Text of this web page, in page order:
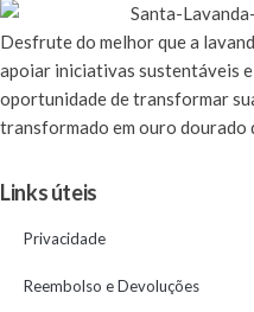
Desfrutedo melhor que a
apoiar iniciativas sustentáveis
oportunidade de transformar
transformado em ouro dourado
Links úteis
Privacidade
Reembolso e Devoluções